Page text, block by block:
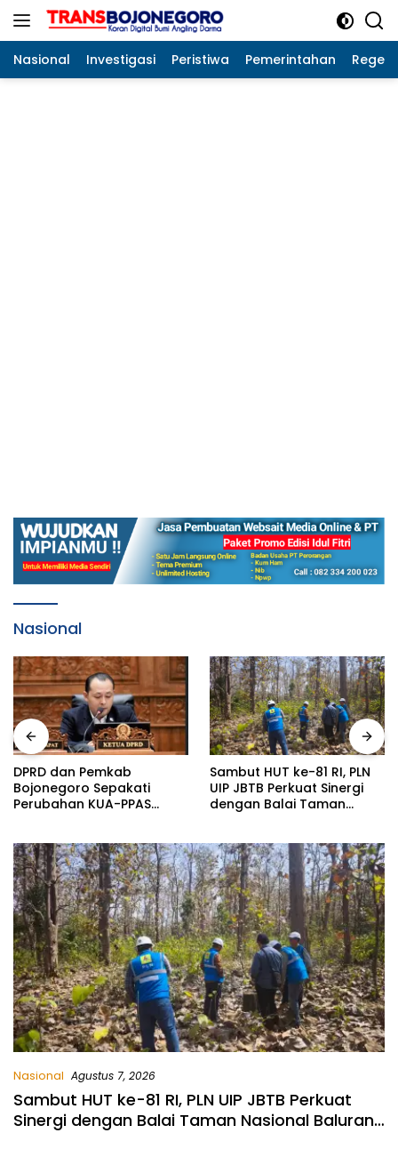
Langsung
Nasional Investigasi Peristiwa Pemerintahan
Nasional
DPRD dan Pemkab
Bojonegoro Sepakati
Perubahan KUA-PPAS
Sambut HUT ke-81 RI, PLN
UIP JBTB Perkuat Sinergi
dengan Balai Taman
SUTET 500 kV Paiton–
Watudodol/Kalipuro
Nasional Agustus 7, 2026
Sambut HUT ke-81 RI, PLN UIP JBTB Perkuat
Sinergi dengan Balai Taman Nasional Baluran